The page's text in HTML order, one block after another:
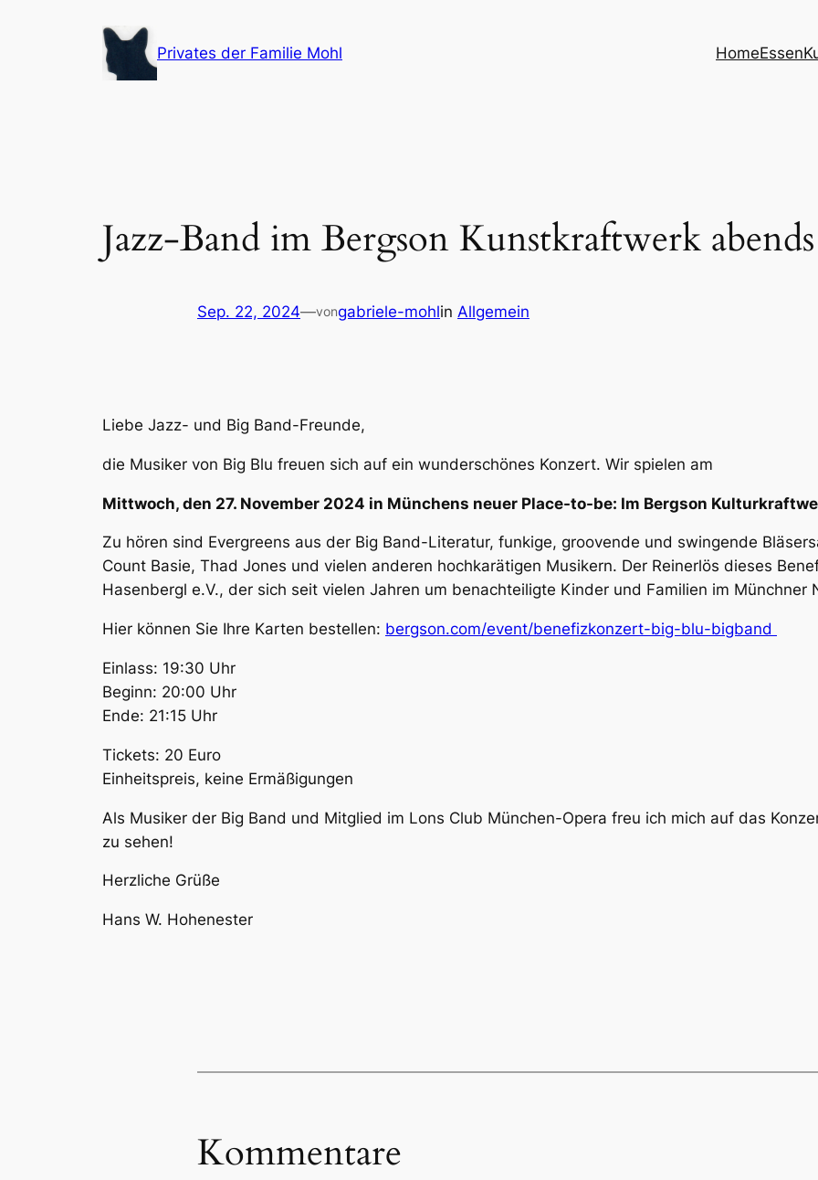
Privates der Familie Mohl HomeEssen
Jazz-Band im Bergson Kunstkraftwerk
Sep. 22, 2024—vongabriele-mohlin Allgemein
Liebe Jazz- und Big Band-Freunde,
die Musiker von Big Blu freuen sich auf ein wunderschönes Konzert. Wir spielen am
Mittwoch, den 27. November 2024 in Münchens neuer Place-to-be: Im Bergson
Zu hören sind Evergreens aus der Big Band-Literatur, funkige, groovende und swingende
Count Basie, Thad Jones und vielen anderen hochkarätigen Musikern. Der Reinerlös dieses
Hasenbergl e.V., der sich seit vielen Jahren um benachteiligte Kinder und Familien im Münchner
Hier können Sie Ihre Karten bestellen: bergson.com/event/benefizkonzert-big-blu-bigband
Einlass: 19:30 Uhr
Beginn: 20:00 Uhr
Ende: 21:15 Uhr
Tickets: 20 Euro
Einheitspreis, keine Ermäßigungen
Als Musiker der Big Band und Mitglied im Lons Club München-Opera freu ich mich auf das
zu sehen!
Herzliche Grüße
Hans W. Hohenester
Kommentare